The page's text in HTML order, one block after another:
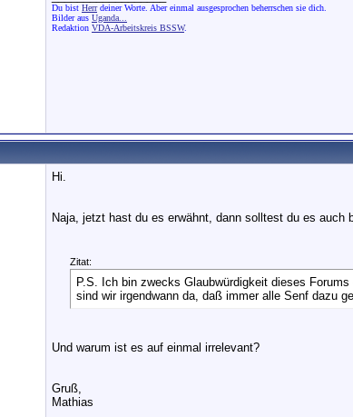
Du bist Herrdeiner Worte. Aber einmal ausgesprochen beherrschen sie dich.
Bilder aus Uganda...
Redaktion VDA-Arbeitskreis BSSW.
Hi.
Naja, jetzt hast du es erwähnt, dann solltest du es auch
Zitat:
P.S. Ich bin zwecks Glaubwürdigkeit dieses
sind wir irgendwann da, daß immer alle Senf dazu
Und warum ist es auf einmal irrelevant?
Gruß,
Mathias